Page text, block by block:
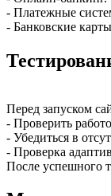
- Платежные
- Банковские
Перед запуском
- Проверить
- Убедиться в
- Проверка
После успешного